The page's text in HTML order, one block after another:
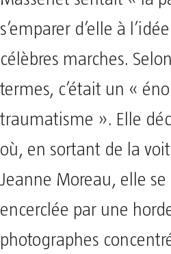
s’emparer d’elle à
célèbres marches.
termes, c’était un «
traumatisme ». Elle
où, en sortant de la
Jeanne Moreau, elle se
encerclée par une
photographes